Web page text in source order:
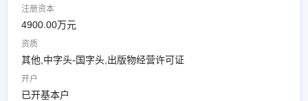
注册资本
4900.00万元
资质
其他,中字头-国字头,出版物经营许可证
开户
已开基本户